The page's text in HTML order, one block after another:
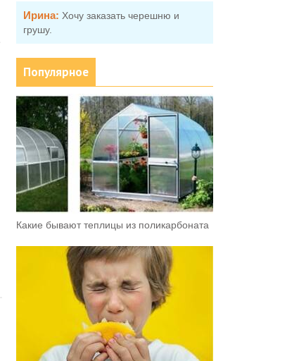
Ирина: Хочу заказать черешню и
грушу.
Популярное
Какие бывают теплицы из поликарбоната